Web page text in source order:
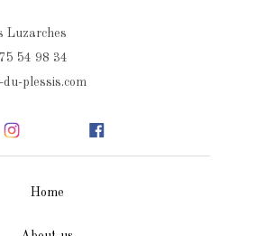
Luzarches
54 98 34
plessis.com
Home